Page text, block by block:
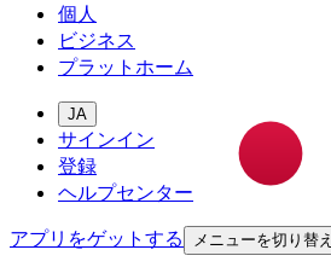
個人
ビジネス
プラットホーム
JA
サインイン
登録
ヘルプセンター
アプリをゲットする
メニューを切り替え